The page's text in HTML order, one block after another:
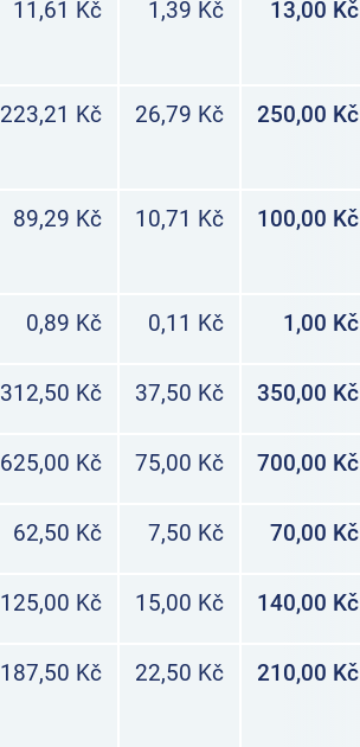
11,61 Kč 1,39 Kč 13,00 Kč
223,21 Kč 26,79 Kč 250,00 Kč
89,29 Kč 10,71 Kč 100,00 Kč
0,89 Kč 0,11 Kč 1,00 Kč
312,50 Kč 37,50 Kč 350,00 Kč
625,00 Kč 75,00 Kč 700,00 Kč
62,50 Kč 7,50 Kč 70,00 Kč
125,00 Kč 15,00 Kč 140,00 Kč
187,50 Kč 22,50 Kč 210,00 Kč